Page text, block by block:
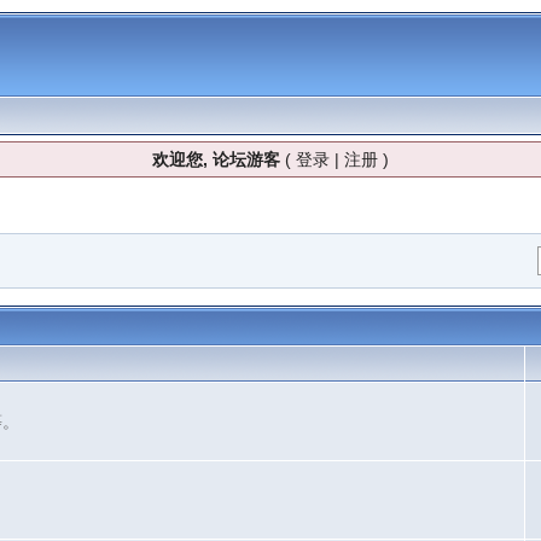
欢迎您, 论坛游客( 登录| 注册)